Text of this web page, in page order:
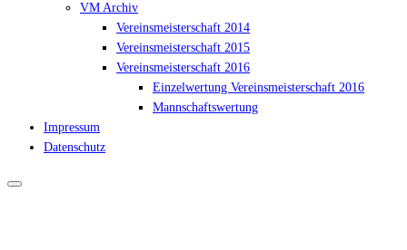
VM Archiv
Vereinsmeisterschaft 2014
Vereinsmeisterschaft 2015
Vereinsmeisterschaft 2016
Einzelwertung Vereinsmeisterschaft 2016
Mannschaftswertung
Impressum
Datenschutz